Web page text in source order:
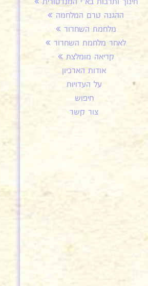
חינוך ותרבות בא"י המנדטורית
ההגנה טרם המלחמה
מלחמת השחרור
לאחר מלחמת השחרור
קריאה מומלצת
אודות הארכיון
על העדויות
חיפוש
צור קשר